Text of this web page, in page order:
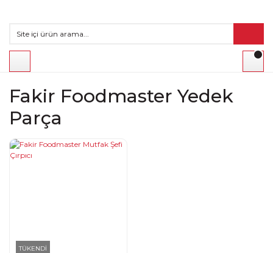
Fakir Foodmaster Yedek
Parça
TÜKENDİ